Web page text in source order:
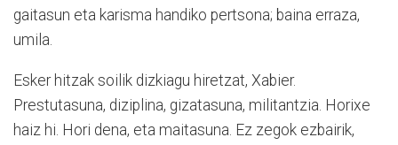
gaitasun eta karisma handiko pertsona; baina erraza,
umila.
Esker hitzak soilik dizkiagu hiretzat, Xabier.
Prestutasuna, diziplina, gizatasuna, militantzia. Horixe
haiz hi. Hori dena, eta maitasuna. Ez zegok ezbairik,